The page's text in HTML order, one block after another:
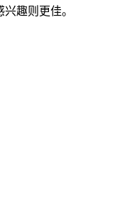
趣则更佳。